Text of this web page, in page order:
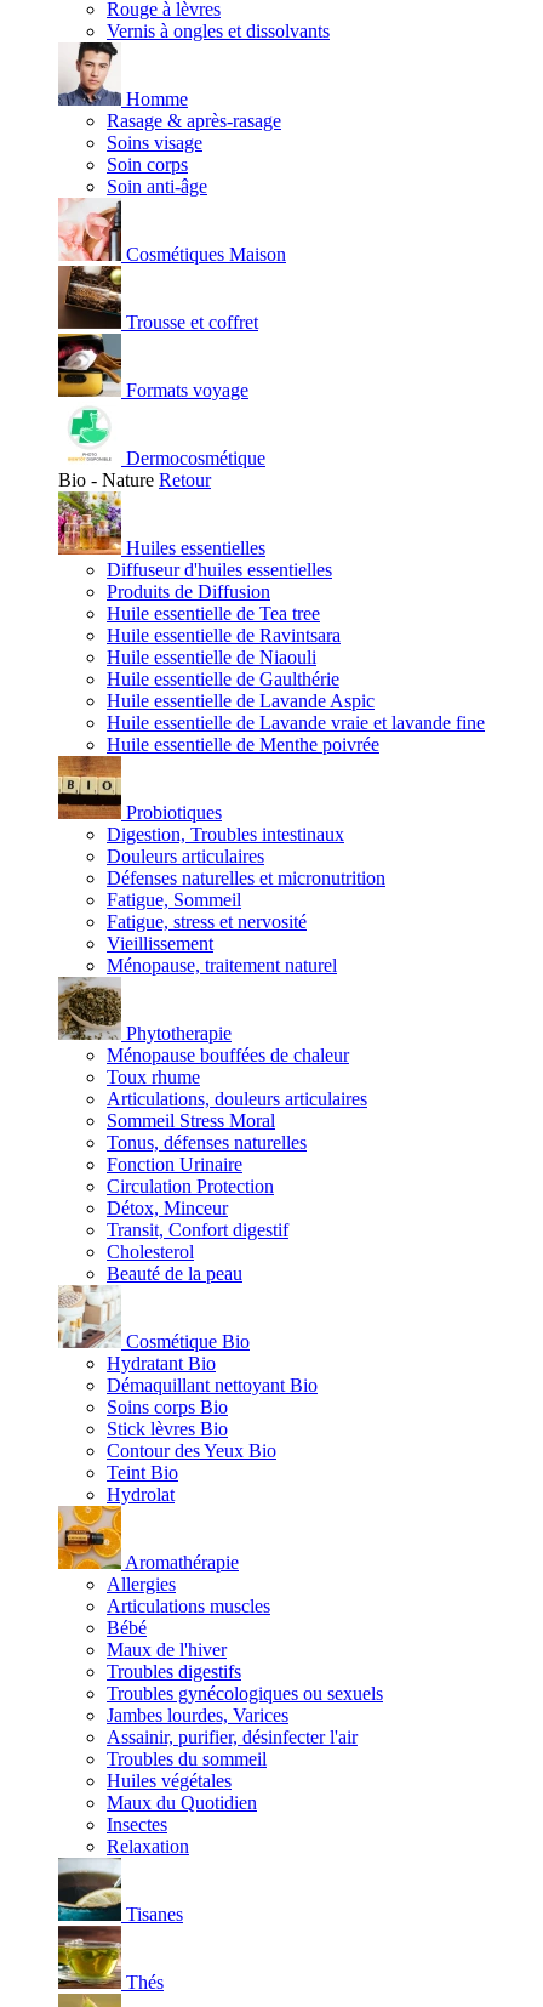
Rouge à lèvres
Vernis à ongles et dissolvants
Homme
Rasage & après-rasage
Soins visage
Soin corps
Soin anti-âge
Cosmétiques Maison
Trousse et coffret
Formats voyage
Dermocosmétique
Bio - Nature Retour
Huiles essentielles
Diffuseur d'huiles essentielles
Produits de Diffusion
Huile essentielle de Tea tree
Huile essentielle de Ravintsara
Huile essentielle de Niaouli
Huile essentielle de Gaulthérie
Huile essentielle de Lavande Aspic
Huile essentielle de Lavande vraie et lavande fine
Huile essentielle de Menthe poivrée
Probiotiques
Digestion, Troubles intestinaux
Douleurs articulaires
Défenses naturelles et micronutrition
Fatigue, Sommeil
Fatigue, stress et nervosité
Vieillissement
Ménopause, traitement naturel
Phytotherapie
Ménopause bouffées de chaleur
Toux rhume
Articulations, douleurs articulaires
Sommeil Stress Moral
Tonus, défenses naturelles
Fonction Urinaire
Circulation Protection
Détox, Minceur
Transit, Confort digestif
Cholesterol
Beauté de la peau
Cosmétique Bio
Hydratant Bio
Démaquillant nettoyant Bio
Soins corps Bio
Stick lèvres Bio
Contour des Yeux Bio
Teint Bio
Hydrolat
Aromathérapie
Allergies
Articulations muscles
Bébé
Maux de l'hiver
Troubles digestifs
Troubles gynécologiques ou sexuels
Jambes lourdes, Varices
Assainir, purifier, désinfecter l'air
Troubles du sommeil
Huiles végétales
Maux du Quotidien
Insectes
Relaxation
Tisanes
Thés